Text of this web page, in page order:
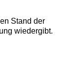
Stand der
wiedergibt.